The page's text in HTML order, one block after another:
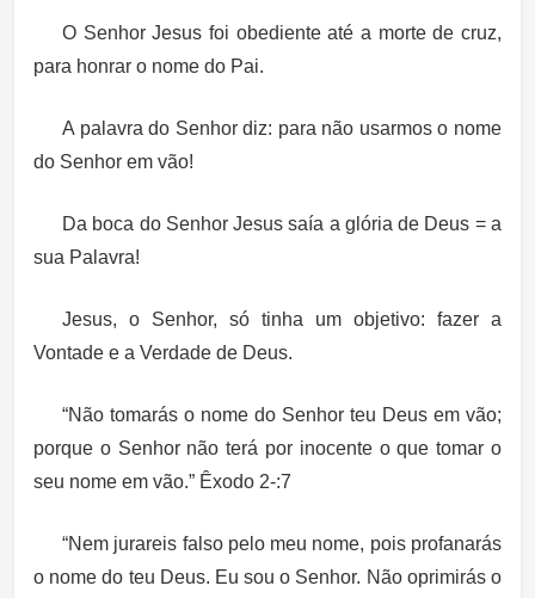
O Senhor Jesus foi obediente até a morte de cruz,
para honrar o nome do Pai.
A palavra do Senhor diz: para não usarmos o nome
do Senhor em vão!
Da boca do Senhor Jesus saía a glória de Deus = a
sua Palavra!
Jesus, o Senhor, só tinha um objetivo: fazer a
Vontade e a Verdade de Deus.
“Não tomarás o nome do Senhor teu Deus em vão;
porque o Senhor não terá por inocente o que tomar o
seu nome em vão.” Êxodo 2-:7
“Nem jurareis falso pelo meu nome, pois profanarás
o nome do teu Deus. Eu sou o Senhor. Não oprimirás o